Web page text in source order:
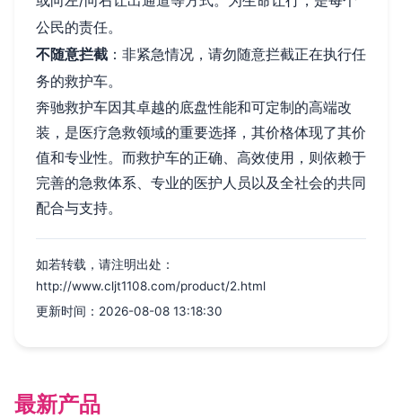
公民的责任。
不随意拦截 ：非紧急情况，请勿随意拦截正在执行任
务的救护车。
奔驰救护车因其卓越的底盘性能和可定制的高端改
装，是医疗急救领域的重要选择，其价格体现了其价
值和专业性。而救护车的正确、高效使用，则依赖于
完善的急救体系、专业的医护人员以及全社会的共同
配合与支持。
如若转载，请注明出处：
http://www.cljt1108.com/product/2.html
更新时间：2026-08-08 13:18:30
最新产品